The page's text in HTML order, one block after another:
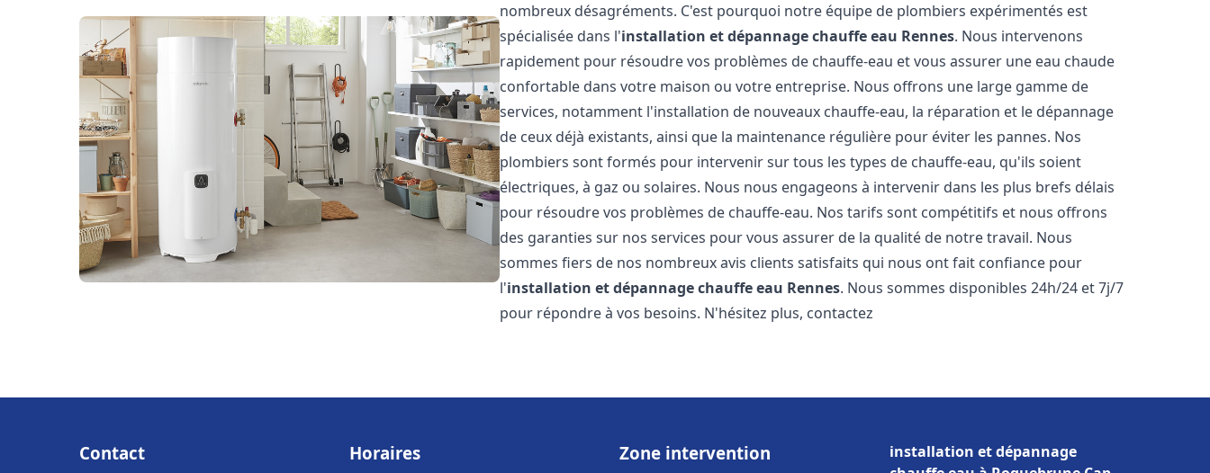
nombreux désagréments. C'est pourquoi notre équipe de plombiers expérimentés est
spécialisée dans l'installation et dépannage chauffe eau Rennes. Nous intervenons
rapidement pour résoudre vos problèmes de chauffe-eau et vous assurer une eau chaude
confortable dans votre maison ou votre entreprise. Nous offrons une large gamme de
services, notamment l'installation de nouveaux chauffe-eau, la réparation et le dépannage
de ceux déjà existants, ainsi que la maintenance régulière pour éviter les pannes. Nos
plombiers sont formés pour intervenir sur tous les types de chauffe-eau, qu'ils soient
électriques, à gaz ou solaires. Nous nous engageons à intervenir dans les plus brefs délais
pour résoudre vos problèmes de chauffe-eau. Nos tarifs sont compétitifs et nous offrons
des garanties sur nos services pour vous assurer de la qualité de notre travail. Nous
sommes fiers de nos nombreux avis clients satisfaits qui nous ont fait confiance pour
l'installation et dépannage chauffe eau Rennes. Nous sommes disponibles 24h/24 et 7j/7
pour répondre à vos besoins. N'hésitez plus, contactez
Contact Horaires Zone intervention
installation et dépannage